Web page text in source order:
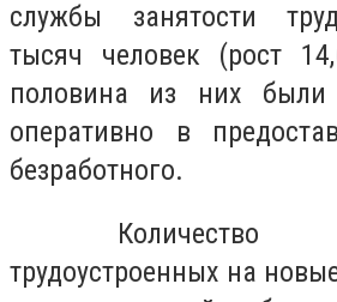
службы занятости
тысяч человек (рост
половина из них были
оперативно в
безработного.
Количество
трудоустроенных на